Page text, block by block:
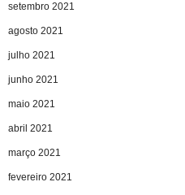
setembro 2021
agosto 2021
julho 2021
junho 2021
maio 2021
abril 2021
março 2021
fevereiro 2021